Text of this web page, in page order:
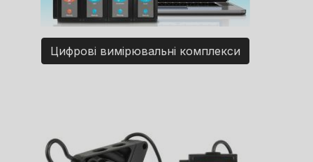
Цифрові вимірювальні комплекси